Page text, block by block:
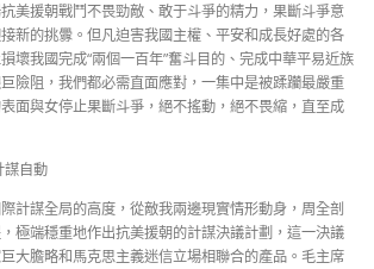
美援朝戰鬥不畏勁敵、敢于斗爭的精力，果斷斗爭意
新的挑釁。但凡迫害我國主權、平安和成長好處的各
壞我國完成“兩個一百年”奮斗目的、完成中華平易近族
險阻，我們都必需直面應對，一集中是被蹂躪最嚴重
面與女停止果斷斗爭，絕不搖動，絕不畏縮，直至成
謀自動
計謀全局的高度，從敵我兩邊現實情形動身，周全剖
極端穩重地作出抗美援朝的計謀決議計劃，這一決議
大膽略和馬克思主義迷信立場相聯合的產品。毛主席